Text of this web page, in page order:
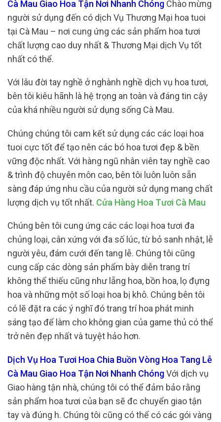
Cà Mau Giao Hoa Tận Nơi Nhanh Chóng Chào mừng
người sử dụng đến có dịch Vụ Thương Mại hoa tuoi
tại Cà Mau – nơi cung ứng các sản phẩm hoa tươi
chất lượng cao duy nhất & Thương Mại dịch Vụ tốt
nhất có thể.
Với lâu đời tay nghề ở nghành nghề dịch vụ hoa tươi,
bên tôi kiêu hãnh là hệ trọng an toàn và đáng tin cậy
của khá nhiều người sử dụng sống Cà Mau.
Chúng chúng tôi cam kết sử dụng các các loại hoa
tuoi cực tốt để tạo nên các bó hoa tươi đẹp & bền
vững độc nhất. Với hàng ngũ nhân viên tay nghề cao
& trình độ chuyên môn cao, bên tôi luôn luôn sẵn
sàng đáp ứng nhu cầu của người sử dụng mang chất
lượng dịch vụ tốt nhất. Cửa Hàng Hoa Tươi Cà Mau
Chúng bên tôi cung ứng các các loại hoa tươi đa
chủng loại, cân xứng với đa số lúc, từ bỏ sanh nhật, lễ
người yêu, đám cưới đến tang lễ. Chúng tôi cũng
cung cấp các dòng sản phẩm bày diễn trang trí
không thể thiếu cũng như lẵng hoa, bồn hoa, lọ đựng
hoa và những một số loại hoa bị khô. Chúng bên tôi
có lẽ đặt ra các ý nghĩ đó trang trí hoa phát minh
sáng tạo để làm cho không gian của game thủ có thể
trở nên đẹp nhất và tuyệt hảo hơn.
Dịch Vụ Hoa Tươi Hoa Chia Buồn Vòng Hoa Tang Lễ
Cà Mau Giao Hoa Tận Nơi Nhanh ChóngVới dịch vụ
Giao hàng tận nhà, chúng tôi có thể đảm bảo rằng
sản phẩm hoa tươi của bạn sẽ đc chuyển giao tận
tay và đúng h. Chúng tôi cũng có thể có các gói vàng